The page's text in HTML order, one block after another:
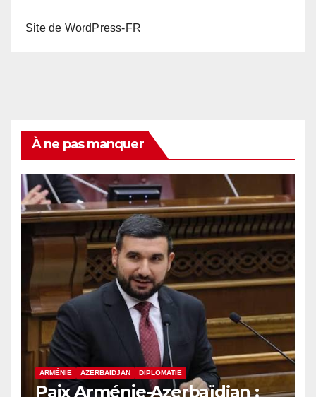
Site de WordPress-FR
À ne pas manquer
ARMÉNIE AZERBAÏDJAN DIPLOMATIE
Paix Arménie-Azerbaïdjan :